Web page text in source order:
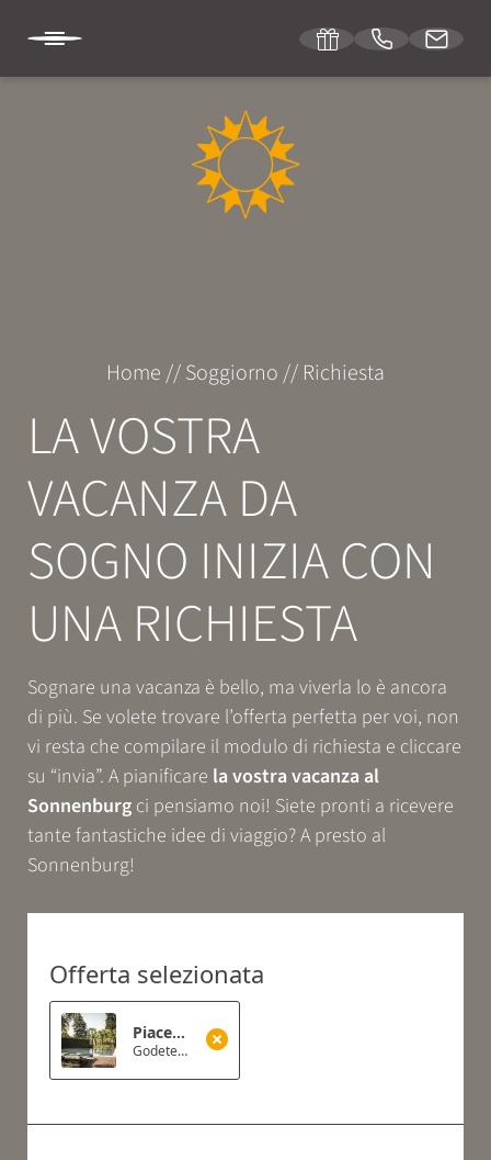
HOTEL SONNENBURG
Offerte speciali
Richiesta
Prenotazione
ESPERIENZE
GUSTO
Home//Soggiorno// Richiesta
LA VOSTRA
VACANZA DA
SOGNO INIZIA CON
UNA RICHIESTA
Sognare una vacanza è bello, ma viverla lo è ancora
di più. Se volete trovare l’offerta perfetta per voi, non
vi resta che compilare il modulo di richiesta e cliccare
su “invia”. A pianificare la vostra vacanza al
Sonnenburg ci pensiamo noi! Siete pronti a ricevere
tante fantastiche idee di viaggio? A presto al
Sonnenburg!
Offerta selezionata
Piacere d’autunno a Merano – resta 7 notti e risparmia il 10%
Godetevi una settimana di relax, gusto e natura – e approfittate del nostro esclusivo sconto autunnale.